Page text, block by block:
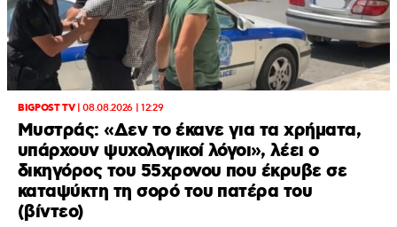
BIGPOST TV|08.08.2026 | 12:29
Μυστράς: «Δεν το έκανε για τα χρήματα,
υπάρχουν ψυχολογικοί λόγοι», λέει ο
δικηγόρος του 55χρονου που έκρυβε σε
καταψύκτη τη σορό του πατέρα του
(βίντεο)